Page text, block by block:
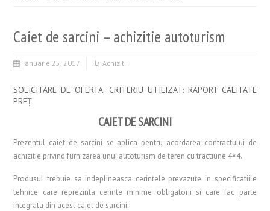
Caiet de sarcini – achizitie autoturism
ianuarie 25, 2017 Achizitii
SOLICITARE DE OFERTA: CRITERIU UTILIZAT: RAPORT CALITATE
PREŢ.
CAIET DE SARCINI
Prezentul caiet de sarcini se aplica pentru acordarea contractului de
achizitie privind furnizarea unui autoturism de teren cu tractiune 4×4.
Produsul trebuie sa indeplineasca cerintele prevazute in specificatiile
tehnice care reprezinta cerinte minime obligatorii si care fac parte
integrata din acest caiet de sarcini.